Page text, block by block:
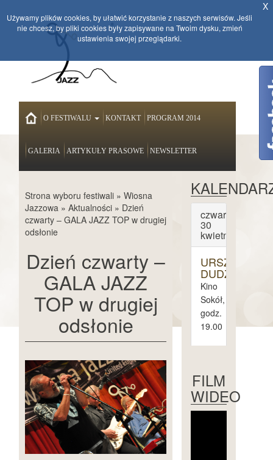
HOMEO FESTIWALU KONTAKT PROGRAM 2014
GALERIA ARTYKUŁY PRASOWE NEWSLETTER
Strona wyboru festiwali » Wiosna
Jazzowa » Aktualności » Dzień
czwarty – GALA JAZZ TOP w drugiej
odsłonie
Dzień czwarty –
GALA JAZZ
TOP w drugiej
odsłonie
czwartek
30
kwietnia
URSZULA
DUDZIAK
Kino
Sokół,
godz.
19.00
1.
maja
sobota
FILM
WIDEO
Używamy plików cookies, by ułatwić korzystanie z naszych serwisów. Jeśli
nie chcesz, by pliki cookies były zapisywane na Twoim dysku, zmień
ustawienia swojej przeglądarki.
X